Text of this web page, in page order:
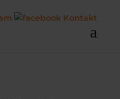
Kontakt